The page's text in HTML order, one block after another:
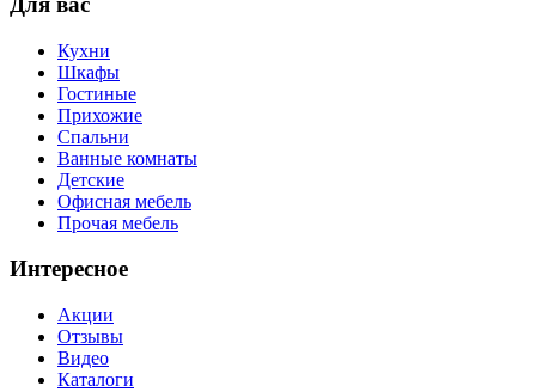
Кухни
Шкафы
Гостиные
Прихожие
Спальни
Ванные комнаты
Детские
Офисная мебель
Прочая мебель
Интересное
Акции
Отзывы
Видео
Каталоги